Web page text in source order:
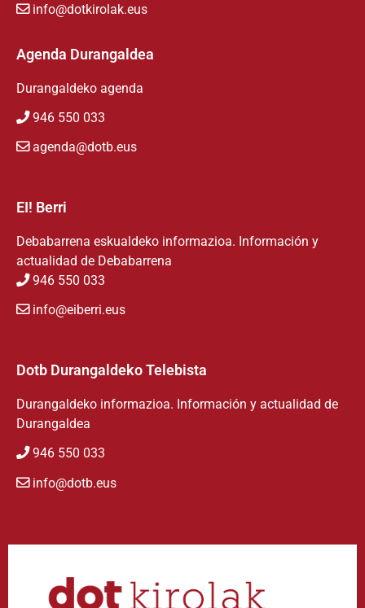
info@dotkirolak.eus
Agenda Durangaldea
Durangaldeko agenda
946 550 033
agenda@dotb.eus
EI! Berri
Debabarrena eskualdeko informazioa. Información y
actualidad de Debabarrena
946 550 033
info@eiberri.eus
Dotb Durangaldeko Telebista
Durangaldeko informazioa. Información y actualidad de
Durangaldea
946 550 033
info@dotb.eus